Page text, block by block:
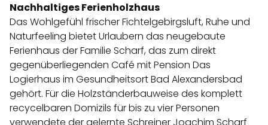
Nachhaltiges Ferienholzhaus
Das Wohlgefühl frischer Fichtelgebirgsluft, Ruhe und
Naturfeeling bietet Urlaubern das neugebaute
Ferienhaus der Familie Scharf, das zum direkt
gegenüberliegenden Café mit Pension Das
Logierhaus im Gesundheitsort Bad Alexandersbad
gehört. Für die Holzständerbauweise des komplett
recycelbaren Domizils für bis zu vier Personen